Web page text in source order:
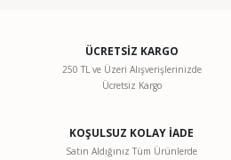
ederiz.
veya görüntülenemiyor.
bulunuyor.
ÜCRETSİZ KARGO
250 TL ve Üzeri Alışverişlerinizde
Ücretsiz Kargo
KOŞULSUZ KOLAY İADE
Satın Aldığınız Tüm Ürünlerde